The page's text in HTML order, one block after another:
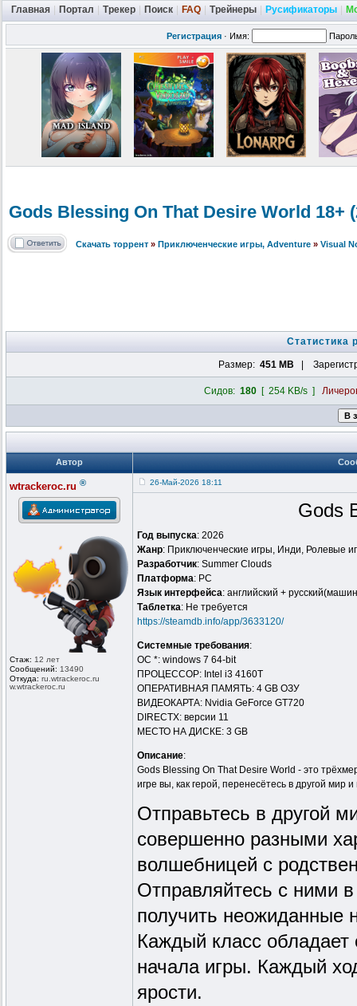
Главная Портал Трекер Поиск FAQ Трейнеры Русификаторы
Регистрация · Имя:
Gods Blessing On That Desire World 18+
Скачать торрент » Приключенческие игры, Adventure » Visual
Статистика
Размер: 451 MB |
Сидов: 180[ 254 KB/s ]
Автор
wtrackeroc.ru ®
Стаж: 12 лет
Сообщений: 13490
Откуда: ru.wtrackeroc.ru
w.wtrackeroc .ru
26-Май-2026 18:11
Gods
Год выпуска: 2026
Жанр: Приключенческие игры, Инди, Ролевые
Разработчик: Summer Clouds
Платформа: PC
Язык интерфейса: английский +
Таблeтка: Не требуется
https://steamdb.info/app/3633120/
Системные требования:
ОС *: windows 7 64-bit
ПРОЦЕССОР: Intel i3 4160T
ОПЕРАТИВНАЯ ПАМЯТЬ: 4 GB ОЗУ
ВИДЕОКАРТА: Nvidia GeForce GT720
DIRECTX: версии 11
МЕСТО НА ДИСКЕ: 3 GB
Описание:
Gods Blessing On That Desire World - это
игре вы, как герой, перенесётесь в другой
Отправьтесь в другой
совершенно разными
волшебницей с
Отправляйтесь с ними
получить неожиданные
Каждый класс обладает
начала игры. Каждый
ярости.